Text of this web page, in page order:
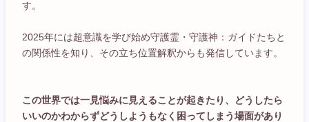
す。
2025年には超意識を学び始め守護霊・守護神：ガイドたちと
の関係性を知り、その立ち位置解釈からも発信しています。
この世界では一見悩みに見えることが起きたり、どうしたら
いいのかわからずどうしようもなく困ってしまう場面があり